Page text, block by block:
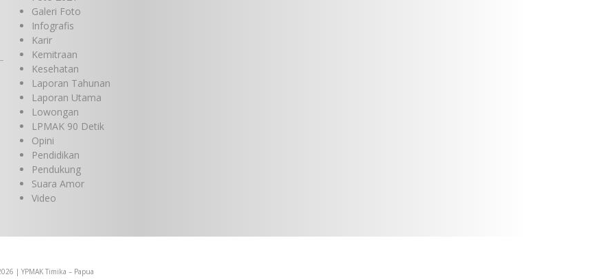
Galeri Foto
Infografis
Karir
Kemitraan
Kesehatan
Laporan Tahunan
Laporan Utama
Lowongan
LPMAK 90 Detik
Opini
Pendidikan
Pendukung
Suara Amor
Video
| YPMAK Timika – Papua